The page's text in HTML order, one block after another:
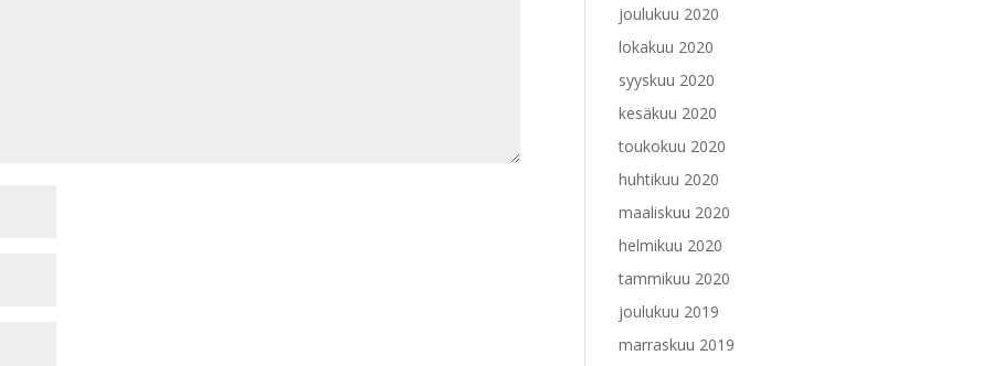
joulukuu 2020
lokakuu 2020
syyskuu 2020
kesäkuu 2020
toukokuu 2020
huhtikuu 2020
maaliskuu 2020
helmikuu 2020
tammikuu 2020
joulukuu 2019
marraskuu 2019